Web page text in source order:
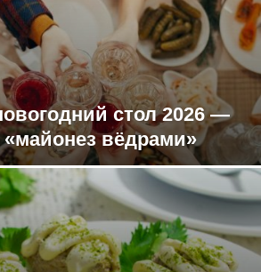
стол 2026 —
«майонез вёдрами»